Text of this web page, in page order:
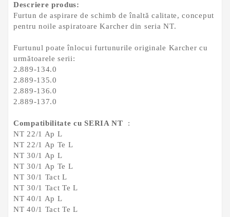
Descriere produs:
Furtun de aspirare de schimb de înaltă calitate, conceput
pentru noile aspiratoare Karcher din seria NT.
Furtunul poate înlocui furtunurile originale Karcher cu
următoarele serii:
2.889-134.0
2.889-135.0
2.889-136.0
2.889-137.0
Compatibilitate cu SERIA NT :
NT 22/1 Ap L
NT 22/1 Ap Te L
NT 30/1 Ap L
NT 30/1 Ap Te L
NT 30/1 Tact L
NT 30/1 Tact Te L
NT 40/1 Ap L
NT 40/1 Tact Te L